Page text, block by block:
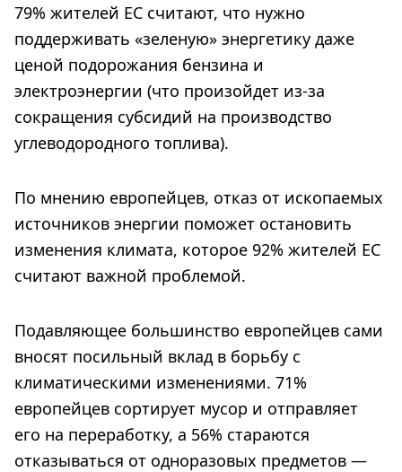
79% жителей ЕС считают, что нужно
поддерживать «зеленую» энергетику даже
ценой подорожания бензина и
электроэнергии (что произойдет из-за
сокращения субсидий на производство
углеводородного топлива).
По мнению европейцев, отказ от ископаемых
источников энергии поможет остановить
изменения климата, которое 92% жителей ЕС
считают важной проблемой.
Подавляющее большинство европейцев сами
вносят посильный вклад в борьбу с
климатическими изменениями. 71%
европейцев сортирует мусор и отправляет
его на переработку, а 56% стараются
отказываться от одноразовых предметов —